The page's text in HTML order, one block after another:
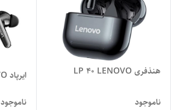
هنذفری LP 40 LENOVO
ناموجود
ایرپاد XT92 LENOVO
ناموجود